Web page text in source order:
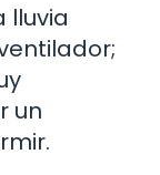
lluvia
un